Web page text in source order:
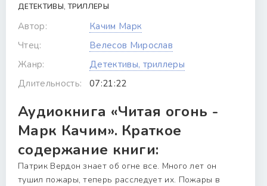
ДЕТЕКТИВЫ, ТРИЛЛЕРЫ
Автор:
Качим Марк
Чтец:
Велесов Мирослав
Жанр:
Детективы, триллеры
Длительность:
07:21:22
Аудиокнига «Читая огонь -
Марк Качим». Краткое
содержание книги:
Патрик Вердон знает об огне все. Много лет он
тушил пожары, теперь расследует их. Пожары в